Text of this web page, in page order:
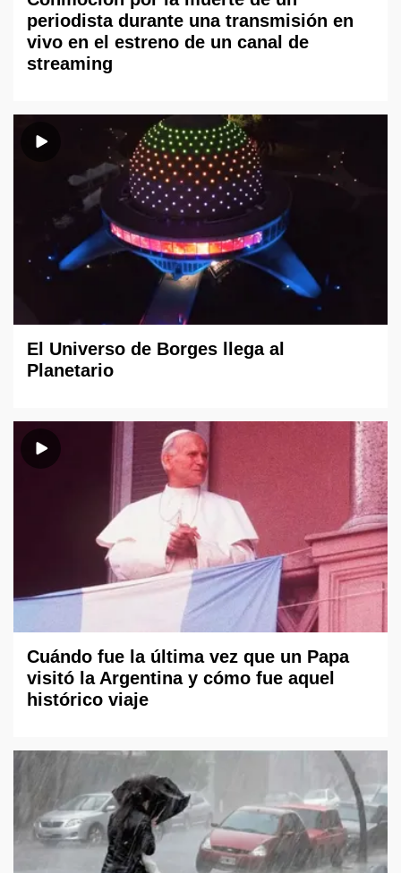
periodista durante una transmisión en
vivo en el estreno de un canal de
streaming
El Universo de Borges llega al
Planetario
Cuándo fue la última vez que un Papa
visitó la Argentina y cómo fue aquel
histórico viaje